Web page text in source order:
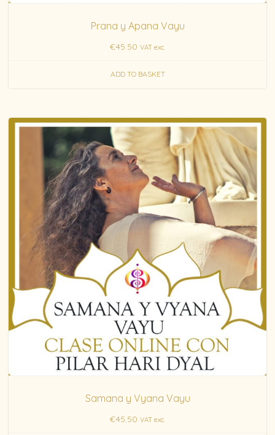
Prana y Apana Vayu
€45.50 VAT exc.
ADD TO BASKET
Samana y Vyana Vayu
€45.50 VAT exc.